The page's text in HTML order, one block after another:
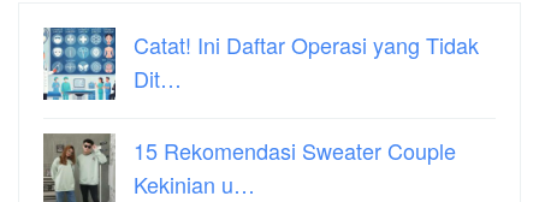
Catat! Ini Daftar Operasi yang Tidak
Dit…
15 Rekomendasi Sweater Couple
Kekinian u…